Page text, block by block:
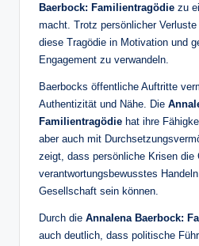
Baerbock: Familientragödie zu
macht. Trotz persönlicher Verluste
diese Tragödie in Motivation und
Engagement zu verwandeln.
Baerbocks öffentliche Auftritte
Authentizität und Nähe. Die
Familientragödie hat ihre
aber auch mit
zeigt, dass persönliche Krisen die
verantwortungsbewusstes
Gesellschaft sein können.
Durch die Annalena Baerbock:
auch deutlich, dass politische